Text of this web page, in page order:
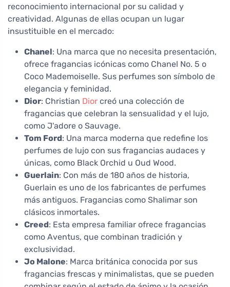
reconocimiento internacional por su calidad y
creatividad. Algunas de ellas ocupan un lugar
insustituible en el mercado:
Chanel: Una marca que no necesita presentación,
ofrece fragancias icónicas como Chanel No. 5 o
Coco Mademoiselle. Sus perfumes son símbolo de
elegancia y feminidad.
Dior: Christian Dior creó una colección de
fragancias que celebran la sensualidad y el lujo,
como J'adore o Sauvage.
Tom Ford: Una marca moderna que redefine los
perfumes de lujo con sus fragancias audaces y
únicas, como Black Orchid u Oud Wood.
Guerlain: Con más de 180 años de historia,
Guerlain es uno de los fabricantes de perfumes
más antiguos. Fragancias como Shalimar son
clásicos inmortales.
Creed: Esta empresa familiar ofrece fragancias
como Aventus, que combinan tradición y
exclusividad.
Jo Malone: Marca británica conocida por sus
fragancias frescas y minimalistas, que se pueden